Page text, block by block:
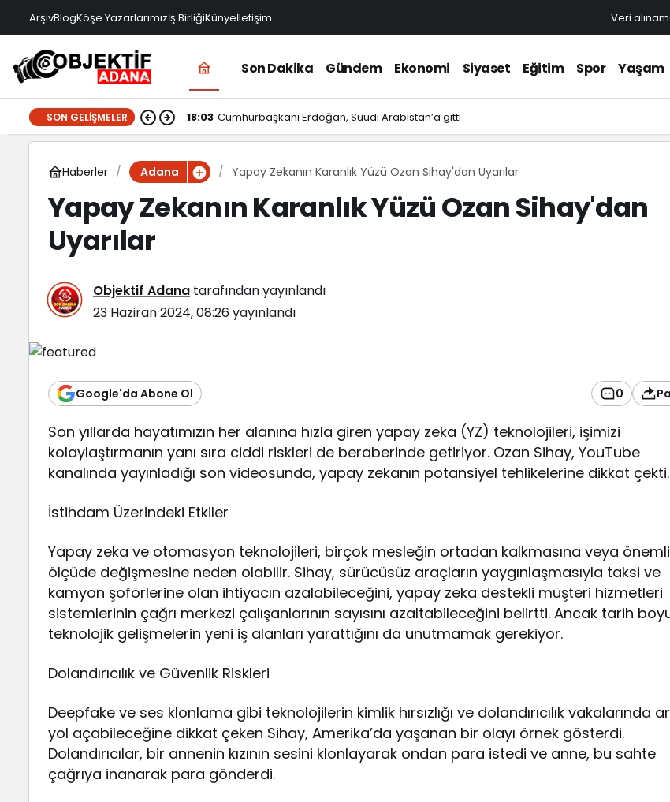
ArşivBlogKöşe Yazarlarımızİş BirliğiKünyeİletişim Veri
Son Dakika Gündem Ekonomi Siyaset Eğitim Spor Yaşam
SON GELIŞMELER 18:03 Cumhurbaşkanı Erdoğan, Suudi Arabistan’a gitti
Haberler Adana Yapay Zekanın Karanlık Yüzü Ozan Sihay'dan Uyarılar
Yapay Zekanın Karanlık Yüzü Ozan Sihay'dan
Uyarılar
Objektif Adana tarafından yayınlandı
23 Haziran 2024, 08:26yayınlandı
Google'da Abone Ol 0
Son yıllarda hayatımızın her alanına hızla giren yapay zeka (YZ) teknolojileri, işimizi
kolaylaştırmanın yanı sıra ciddi riskleri de beraberinde getiriyor. Ozan Sihay, YouTube
kanalında yayınladığı son videosunda, yapay zekanın potansiyel tehlikelerine dikkat çekti.
İstihdam Üzerindeki Etkiler
Yapay zeka ve otomasyon teknolojileri, birçok mesleğin ortadan kalkmasına veya önemli
ölçüde değişmesine neden olabilir. Sihay, sürücüsüz araçların yaygınlaşmasıyla taksi ve
kamyon şoförlerine olan ihtiyacın azalabileceğini, yapay zeka destekli müşteri hizmetleri
sistemlerinin çağrı merkezi çalışanlarının sayısını azaltabileceğini belirtti. Ancak tarih
teknolojik gelişmelerin yeni iş alanları yarattığını da unutmamak gerekiyor.
Dolandırıcılık ve Güvenlik Riskleri
Deepfake ve ses klonlama gibi teknolojilerin kimlik hırsızlığı ve dolandırıcılık vakalarında
yol açabileceğine dikkat çeken Sihay, Amerika’da yaşanan bir olayı örnek gösterdi.
Dolandırıcılar, bir annenin kızının sesini klonlayarak ondan para istedi ve anne, bu sahte
çağrıya inanarak para gönderdi.